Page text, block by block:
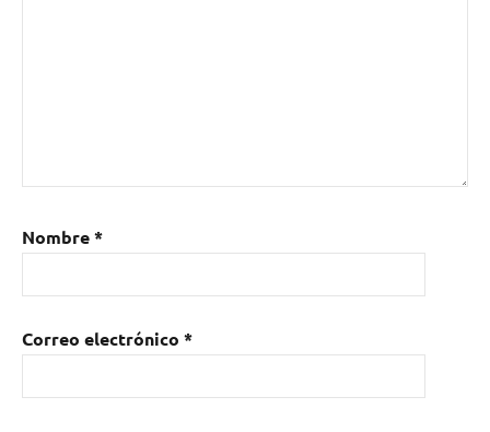
Nombre*
Correo electrónico *